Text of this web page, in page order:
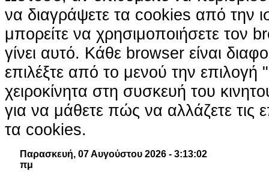
να διαγράψετε τα cookies από την
μπορείτε να χρησιμοποιήσετε τον
γίνει αυτό. Κάθε browser είναι
επιλέξτε από το μενού την επιλογή
χειροκίνητα στη συσκευή του
για να μάθετε πώς να αλλάζετε τις
τα cookies.
Παρασκευή, 07 Αυγούστου 2026 - 3:13:03
πμ